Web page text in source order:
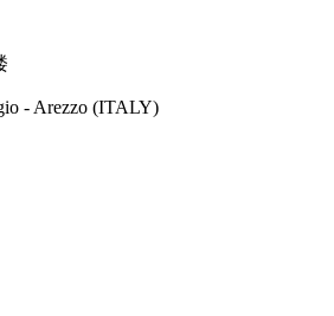
- Arezzo (ITALY)